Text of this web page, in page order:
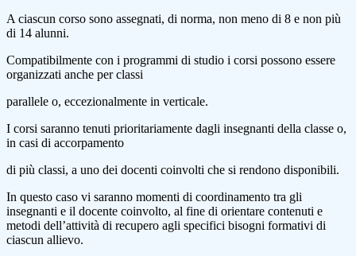
A ciascun corso sono assegnati, di norma, non meno di 8 e non più
di 14 alunni.
Compatibilmente con i programmi di studio i corsi possono essere
organizzati anche per classi
parallele o, eccezionalmente in verticale.
I corsi saranno tenuti prioritariamente dagli insegnanti della classe o,
in casi di accorpamento
di più classi, a uno dei docenti coinvolti che si rendono disponibili.
In questo caso vi saranno momenti di coordinamento tra gli
insegnanti e il docente coinvolto, al fine di orientare contenuti e
metodi dell’attività di recupero agli specifici bisogni formativi di
ciascun allievo.